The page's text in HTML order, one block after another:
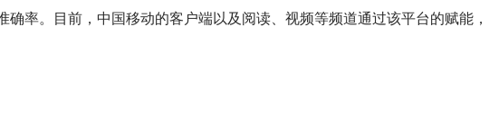
率。目前，中国移动的客户端以及阅读、视频等频道通过该平台的赋能，